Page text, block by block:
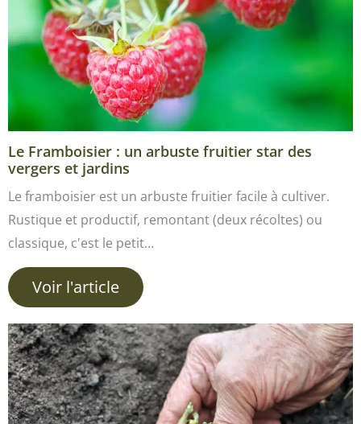
Le Framboisier : un arbuste fruitier star des
vergers et jardins
Le framboisier est un arbuste fruitier facile à cultiver.
Rustique et productif, remontant (deux récoltes) ou
classique, c'est le petit…
Voir l'article